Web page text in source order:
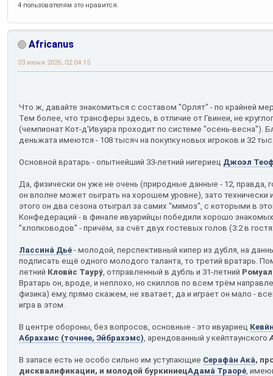
4 пользователям это нравится.
Africanus
03 июня 2026, 02:04:15
Что ж, давайте знакомиться с составом "Орлят" - по крайней
Тем более, что трансферы здесь, в отличие от Гвинеи, не
(чемпионат Кот-д'Ивуара проходит по системе "осень-весна").
деньжата имеются - 108 тысяч на покупку новых игроков и 32
Основной вратарь - опытнейший 33-летний нигериец Джоэл
Да, физически он уже не очень (природные данные - 12, правда,
он вполне может оыграть на хорошем уровне), зато
этого он два сезона отыграл за самих "мимоз", с которыми в
Конфедераций - в финале ивуарийцы победили хорошо
"хлопководов" - причём, за счёт двух гостевых голов (3:2 в
Лассина́ Дье́ - молодой, перспективный кипер из дубля, на
подписать ещё одного молодого таланта, то третий вратарь.
летний Клови́с Тауру́ , отправленный в дубль и 31-летний
Вратарь он, вроде, и неплохо, но скиллов по всем трём
физика) ему, прямо скажем, не хватает, да и играет он мало -
игра в этом.
В центре обороны, без вопросов, основные - это ивуариец
Абрахамс (точнее, Эйбрахэмс) , арендованный у кейптаунского
В запасе есть не особо сильно им уступающие Серафа́н Ака́,
дисквалификации, и молодой буркиниецАдама́ Траоре́ ,